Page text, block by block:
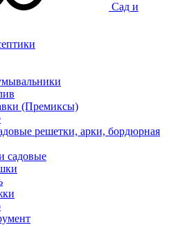
Сад и
(Премиксы)
решетки, арки, бордюрная
садовые